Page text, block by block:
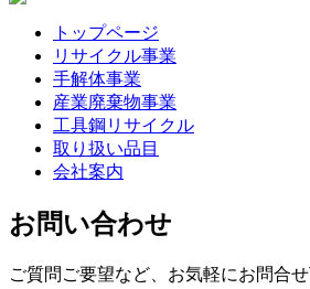
トップページ
リサイクル事業
手解体事業
産業廃棄物事業
工具鋼リサイクル
取り扱い品目
会社案内
お問い合わせ
ご質問ご要望など、お気軽にお問合せ